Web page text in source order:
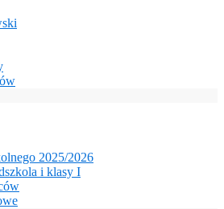
2025/2026
i klasy I